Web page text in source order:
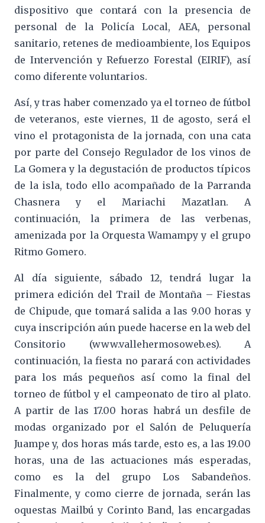
dispositivo que contará con la presencia de
personal de la Policía Local, AEA, personal
sanitario, retenes de medioambiente, los Equipos
de Intervención y Refuerzo Forestal (EIRIF), así
como diferente voluntarios.
Así, y tras haber comenzado ya el torneo de fútbol
de veteranos, este viernes, 11 de agosto, será el
vino el protagonista de la jornada, con una cata
por parte del Consejo Regulador de los vinos de
La Gomera y la degustación de productos típicos
de la isla, todo ello acompañado de la Parranda
Chasnera y el Mariachi Mazatlan. A
continuación, la primera de las verbenas,
amenizada por la Orquesta Wamampy y el grupo
Ritmo Gomero.
Al día siguiente, sábado 12, tendrá lugar la
primera edición del Trail de Montaña – Fiestas
de Chipude, que tomará salida a las 9.00 horas y
cuya inscripción aún puede hacerse en la web del
Consitorio (www.vallehermosoweb.es). A
continuación, la fiesta no parará con actividades
para los más pequeños así como la final del
torneo de fútbol y el campeonato de tiro al plato.
A partir de las 17.00 horas habrá un desfile de
modas organizado por el Salón de Peluquería
Juampe y, dos horas más tarde, esto es, a las 19.00
horas, una de las actuaciones más esperadas,
como es la del grupo Los Sabandeños.
Finalmente, y como cierre de jornada, serán las
oquestas Mailbú y Corinto Band, las encargadas